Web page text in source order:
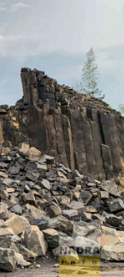
TECHNO
CRITICAL MINERALS
НАДРА ІНШИХ
ПРО ПРОЕКТ